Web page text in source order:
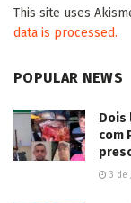
This site uses
data is processed.
POPULAR NEWS
Dois
com
3 de